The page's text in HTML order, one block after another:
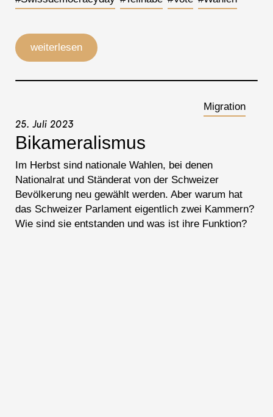
weiterlesen
Migration
25. Juli 2023
Bikameralismus
Im Herbst sind nationale Wahlen, bei denen
Nationalrat und Ständerat von der Schweizer
Bevölkerung neu gewählt werden. Aber warum hat
das Schweizer Parlament eigentlich zwei Kammern?
Wie sind sie entstanden und was ist ihre Funktion?